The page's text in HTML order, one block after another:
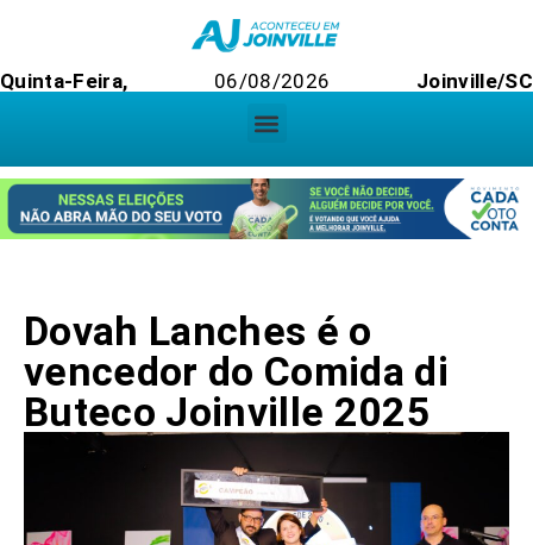
Quinta-Feira, 06/08/2026 Joinville/SC
Dovah Lanches é o
vencedor do Comida di
Buteco Joinville 2025